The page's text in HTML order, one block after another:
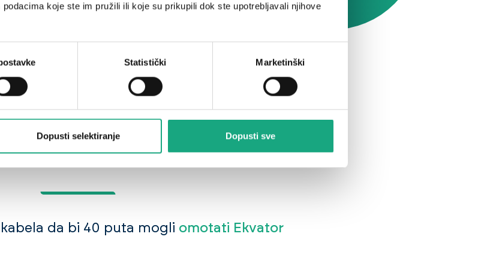
koje ste im pružili ili koje su prikupili dok ste upotrebljavali njihove
Statistički Marketinški
Dopusti selektiranje Dopusti sve
proizvoda
da bi 40 puta mogli omotati Ekvator